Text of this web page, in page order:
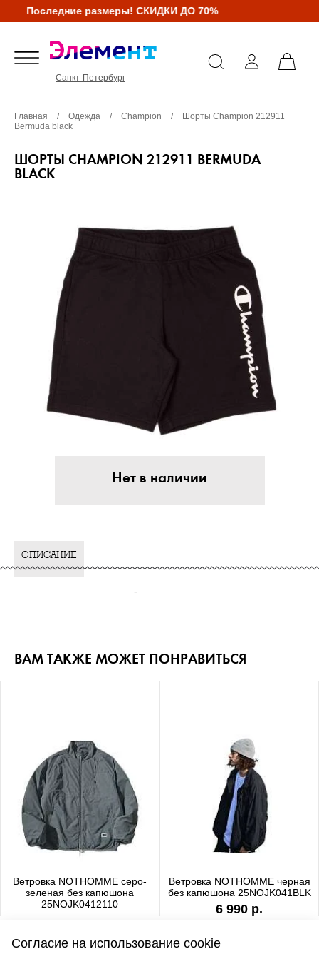
Последние размеры! СКИДКИ ДО 70%
Санкт-Петербург
Главная / Одежда / Champion /
Шорты Champion 212911
Bermuda black
ШОРТЫ CHAMPION 212911 BERMUDA
BLACK
Нет в наличии
ОПИСАНИЕ
-
ВАМ ТАКЖЕ МОЖЕТ ПОНРАВИТЬСЯ
Ветровка NOTHOMME серо-
зеленая без капюшона
25NOJK0412110
Ветровка NOTHOMME черная
без капюшона 25NOJK041BLK
6 990 р.
Согласие на использование cookie